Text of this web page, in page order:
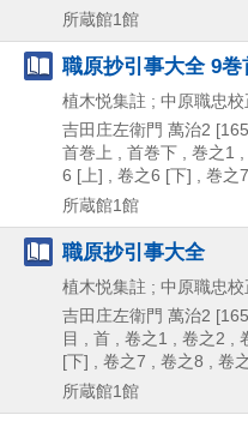
所蔵館1館
職原抄引事大全 9巻
植木悦集註 ; 中原職忠校
吉田庄左衛門 萬治2
首巻上 , 首巻下 , 巻之1
6 [上] , 卷之6 [下] , 巻之
所蔵館1館
職原抄引事大全
植木悦集註 ; 中原職忠校
吉田庄左衛門 萬治2
目 , 首 , 卷之1 , 卷之2 ,
[下] , 卷之7 , 卷之8 , 卷
所蔵館1館